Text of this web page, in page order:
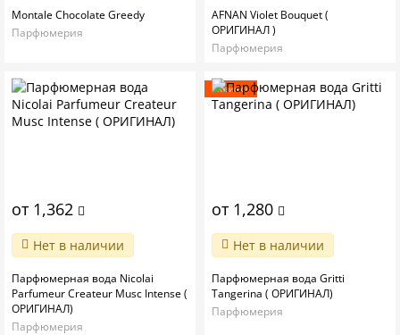
Montale Chocolate Greedy
Парфюмерия
AFNAN Violet Bouquet (
ОРИГИНАЛ )
Парфюмерия
от 1,362
Нет в наличии
Парфюмерная вода Nicolai
Parfumeur Createur Musc Intense (
ОРИГИНАЛ)
Парфюмерия
Новинка
от 1,280
Нет в наличии
Парфюмерная вода Gritti
Tangerina ( ОРИГИНАЛ)
Парфюмерия